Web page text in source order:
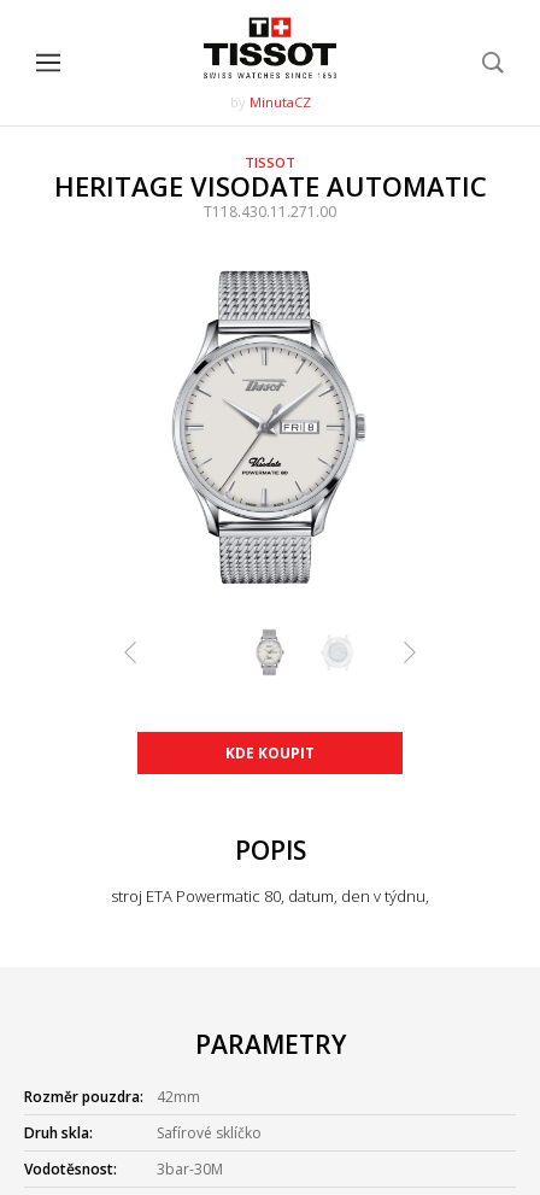
by MinutaCZ
TISSOT
HERITAGE VISODATE AUTOMATIC
T118.430.11.271.00
KDE KOUPIT
POPIS
stroj ETA Powermatic 80, datum, den v týdnu,
PARAMETRY
Rozměr pouzdra:
42mm
Druh skla:
Safírové sklíčko
Vodotěsnost:
3bar-30M